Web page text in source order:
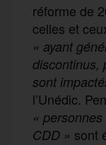
réforme de
celles et
« ayant
discontinus,
sont
l’Unédic.
«
CDD » sont